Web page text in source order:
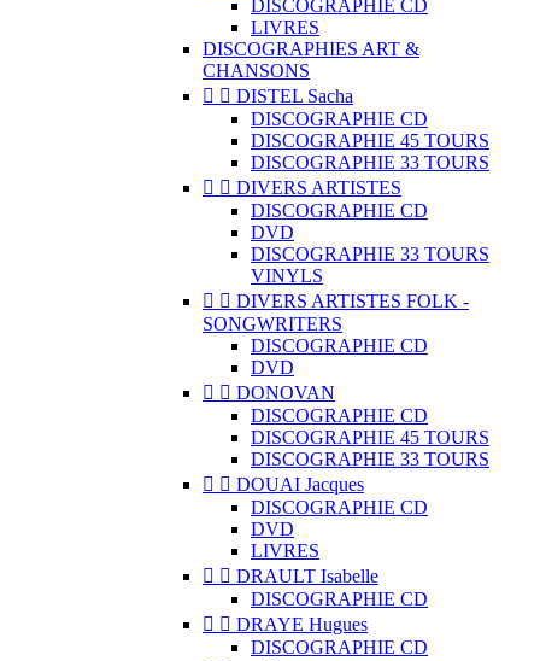
DISCOGRAPHIE CD
LIVRES
DISCOGRAPHIES ART &
CHANSONS
  DISTEL Sacha
DISCOGRAPHIE CD
DISCOGRAPHIE 45 TOURS
DISCOGRAPHIE 33 TOURS
  DIVERS ARTISTES
DISCOGRAPHIE CD
DVD
DISCOGRAPHIE 33 TOURS
VINYLS
  DIVERS ARTISTES FOLK -
SONGWRITERS
DISCOGRAPHIE CD
DVD
  DONOVAN
DISCOGRAPHIE CD
DISCOGRAPHIE 45 TOURS
DISCOGRAPHIE 33 TOURS
  DOUAI Jacques
DISCOGRAPHIE CD
DVD
LIVRES
  DRAULT Isabelle
DISCOGRAPHIE CD
  DRAYE Hugues
DISCOGRAPHIE CD